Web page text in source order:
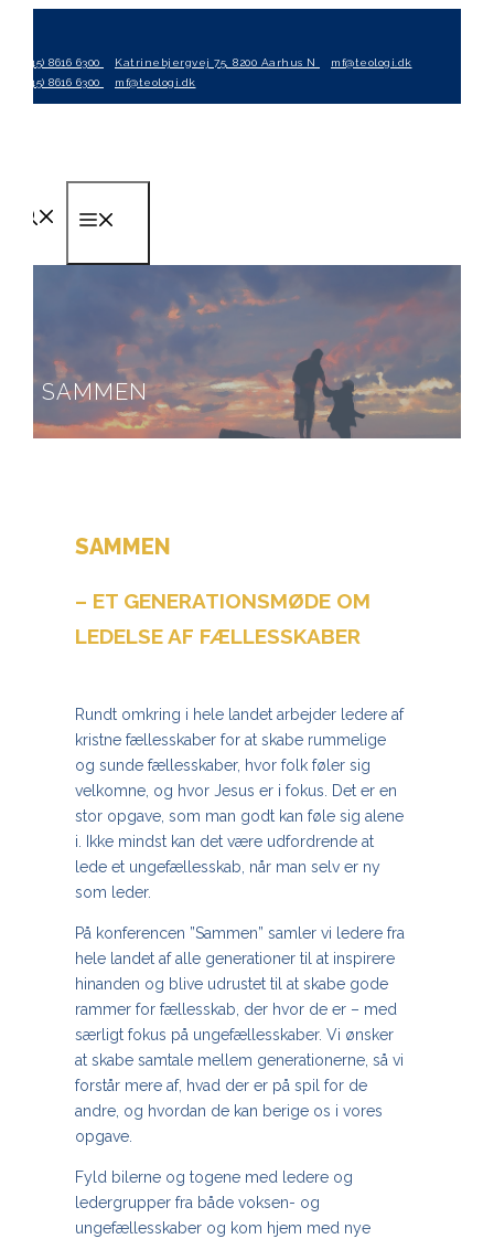
indhold
(+45) 8616 6300 Katrinebjergvej 75, 8200 Aarhus N
mf@teologi.dk
(+45) 8616 6300
mf@teologi.dk
SAMMEN
SAMMEN
– ET GENERATIONSMØDE OM
LEDELSE AF FÆLLESSKABER
Rundt omkring i hele landet arbejder ledere af
kristne fællesskaber for at skabe rummelige
og sunde fællesskaber, hvor folk føler sig
velkomne, og hvor Jesus er i fokus. Det er en
stor opgave, som man godt kan føle sig alene
i. Ikke mindst kan det være udfordrende at
lede et ungefællesskab, når man selv er ny
som leder.
På konferencen ”Sammen” samler vi ledere fra
hele landet af alle generationer til at inspirere
hinanden og blive udrustet til at skabe gode
rammer for fællesskab, der hvor de er – med
særligt fokus på ungefællesskaber. Vi ønsker
at skabe samtale mellem generationerne, så vi
forstår mere af, hvad der er på spil for de
andre, og hvordan de kan berige os i vores
opgave.
Fyld bilerne og togene med ledere og
ledergrupper fra både voksen- og
ungefællesskaber og kom hjem med nye